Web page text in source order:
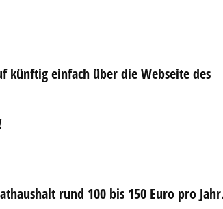
künftig einfach über die Webseite des
rund 100 bis 150 Euro pro